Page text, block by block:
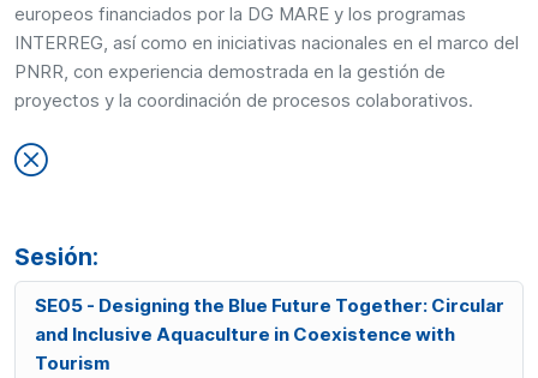
europeos financiados por la DG MARE y los programas
INTERREG, así como en iniciativas nacionales en el marco del
PNRR, con experiencia demostrada en la gestión de
proyectos y la coordinación de procesos colaborativos.
Sesión:
SE05 - Designing the Blue Future Together: Circular
and Inclusive Aquaculture in Coexistence with
Tourism